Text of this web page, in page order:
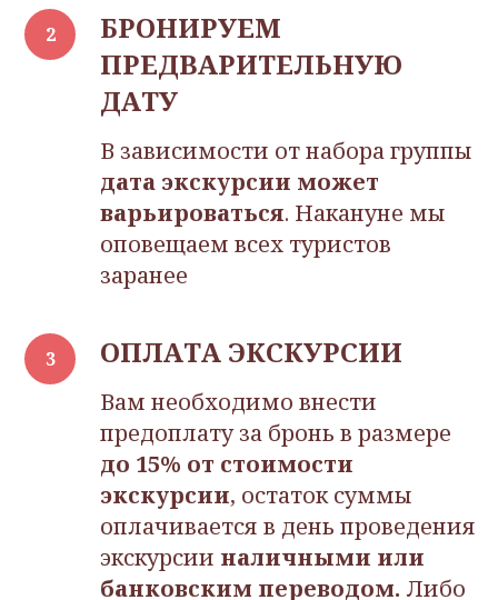
БРОНИРУЕМ
ПРЕДВАРИТЕЛЬНУЮ
ДАТУ
В зависимости от набора группы
дата экскурсии может
варьироваться. Накануне мы
оповещаем всех туристов
заранее
ОПЛАТА ЭКСКУРСИИ
Вам необходимо внести
предоплату за бронь в размере
до 15% от стоимости
экскурсии, остаток суммы
оплачивается в день проведения
экскурсии наличными или
банковским переводом. Либо